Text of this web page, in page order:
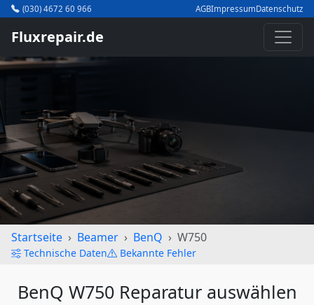
(030) 4672 60 966 AGBImpressumDatenschutz
Fluxrepair.de
Startseite Beamer BenQ W750
Technische Daten Bekannte Fehler
BenQ W750 Reparatur auswählen